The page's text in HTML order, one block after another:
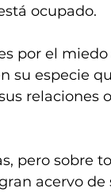
ocupado.
por el
su especie
relaciones
pero sobre
acervo